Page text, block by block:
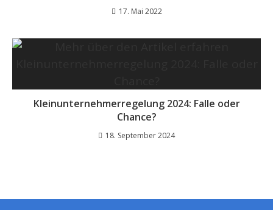
17. Mai 2022
Kleinunternehmerregelung 2024: Falle oder
Chance?
18. September 2024